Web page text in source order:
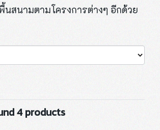
สนามตามโครงการต่างๆ อีกด้วย
4 products